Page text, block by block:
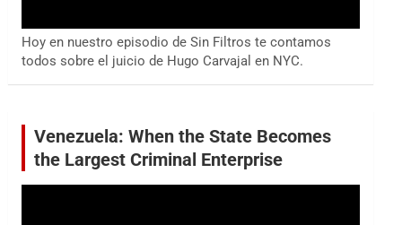
Hoy en nuestro episodio de Sin Filtros te contamos
todos sobre el juicio de Hugo Carvajal en NYC.
Venezuela: When the State Becomes
the Largest Criminal Enterprise